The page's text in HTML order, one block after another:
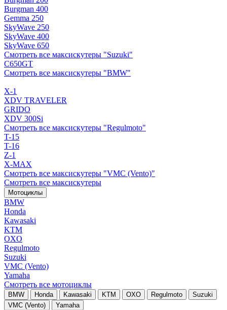
Burgman 400
Gemma 250
SkyWave 250
SkyWave 400
SkyWave 650
Смотреть все максискутеры "Suzuki"
C650GT
Смотреть все максискутеры "BMW"
X-1
XDV TRAVELER
GRIDO
XDV 300Si
Смотреть все максискутеры "Regulmoto"
T-15
T-16
Z-1
X-MAX
Смотреть все максискутеры "VMC (Vento)"
Смотреть все максискутеры
Мотоциклы
BMW
Honda
Kawasaki
KTM
OXO
Regulmoto
Suzuki
VMC (Vento)
Yamaha
Смотреть все мотоциклы
BMW Honda Kawasaki KTM OXO Regulmoto
Suzuki
VMC (Vento)
Yamaha